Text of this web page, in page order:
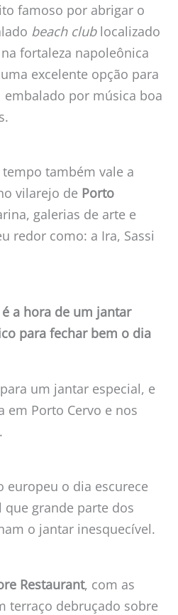
famoso por abrigar o
beach clublocalizado
fortaleza napoleônica
excelente opção para
por música boa
também vale a
vilarejo de Porto
galerias de arte e
redor como: a Ira, Sassi
a hora de um jantar
para fechar bem o dia
um jantar especial, e
em Porto Cervo e nos
europeu o dia escurece
grande parte dos
o jantar inesquecível.
Restaurant, com as
terraço debruçado sobre